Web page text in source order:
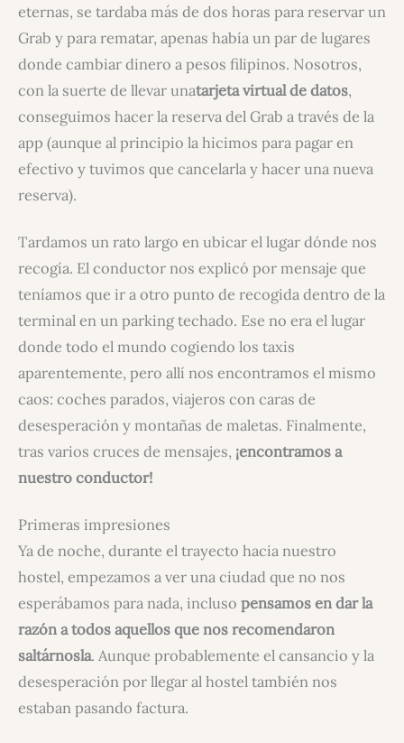
eternas, se tardaba más de dos horas para reservar un
Grab y para rematar, apenas había un par de lugares
donde cambiar dinero a pesos filipinos. Nosotros,
con la suerte de llevar unatarjeta virtual de datos,
conseguimos hacer la reserva del Grab a través de la
app (aunque al principio la hicimos para pagar en
efectivo y tuvimos que cancelarla y hacer una nueva
reserva).
Tardamos un rato largo en ubicar el lugar dónde nos
recogía. El conductor nos explicó por mensaje que
teníamos que ir a otro punto de recogida dentro de la
terminal en un parking techado. Ese no era el lugar
donde todo el mundo cogiendo los taxis
aparentemente, pero allí nos encontramos el mismo
caos: coches parados, viajeros con caras de
desesperación y montañas de maletas. Finalmente,
tras varios cruces de mensajes, ¡encontramos a
nuestro conductor!
Primeras impresiones
Ya de noche, durante el trayecto hacia nuestro
hostel, empezamos a ver una ciudad que no nos
esperábamos para nada, incluso pensamos en dar la
razón a todos aquellos que nos recomendaron
saltárnosla. Aunque probablemente el cansancio y la
desesperación por llegar al hostel también nos
estaban pasando factura.